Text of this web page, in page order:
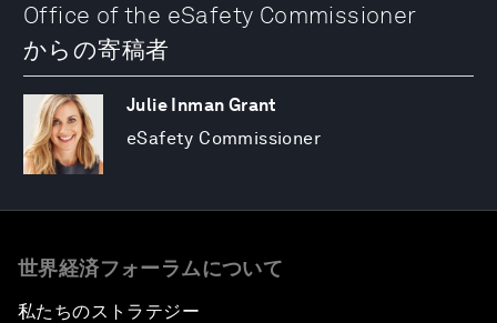
Office of the eSafety Commissioner
からの寄稿者
Julie Inman Grant
eSafety Commissioner
世界経済フォーラムについて
私たちのストラテジー